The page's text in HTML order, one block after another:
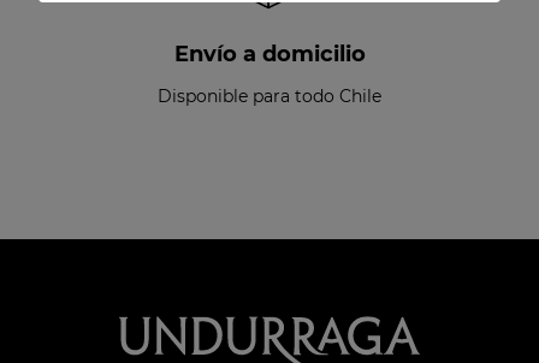
Envío a domicilio
Disponible para todo Chile